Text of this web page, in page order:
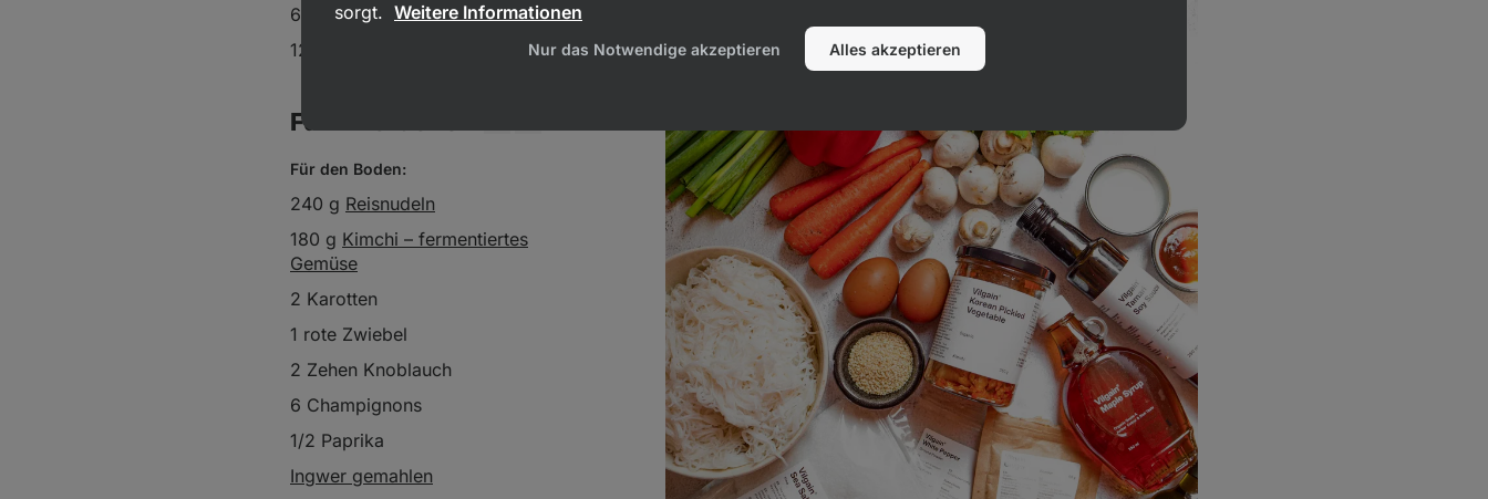
6,1 g Fett
12,6 g Protein
Für 4 Portionen
Für den Boden:
240 g Reisnudeln
180 g Kimchi – fermentiertes
Gemüse
2 Karotten
1 rote Zwiebel
2 Zehen Knoblauch
6 Champignons
1/2 Paprika
Ingwer gemahlen
sorgt. Weitere Informationen
Nur das Notwendige akzeptieren Alles akzeptieren